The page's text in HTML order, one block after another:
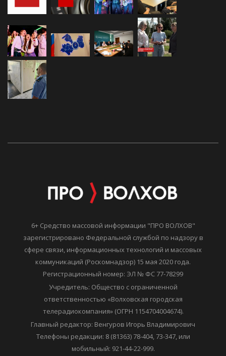
6+ Средство массовой информации "ПРО ВОЛХОВ"
зарегистрировано Федеральной службой по надзору в
сфере связи, информационных технологий и массовых
коммуникаций (Роскомнадзор) 15 мая 2020 года.
Регистрационный номер: ЭЛ № ФС 77-78299
Учредитель: Общество с ограниченной
ответственностью «Волховская городская
телерадиокомпания» (ОГРН 1154704004674).
Главный редактор: Венгуров Игорь Владимирович